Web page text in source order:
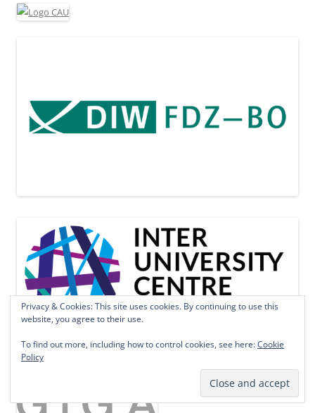
Privacy & Cookies: This site uses cookies. By continuing to use this
website, you agree to their use.
To find out more, including how to control cookies, see here:Cookie
Policy